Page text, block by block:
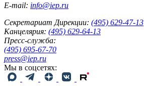
E-mail: info@iep.ru
Секретариат Дирекции: (495) 629-47-13
Канцелярия: (495) 629-64-13
Пресс-служба:
(495) 695-67-70
press@iep.ru
Мы в соцсетях: